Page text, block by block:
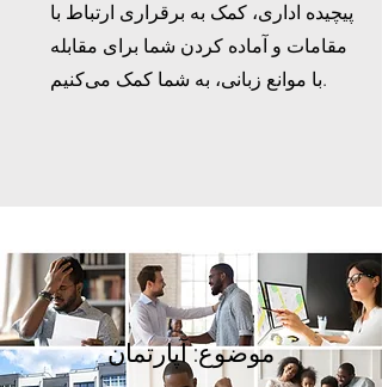
پیچیده اداری، کمک به برقراری ارتباط با
مقامات و آماده کردن شما برای مقابله
با موانع زبانی، به شما کمک می‌کنیم.
موضوع: آپارتمان